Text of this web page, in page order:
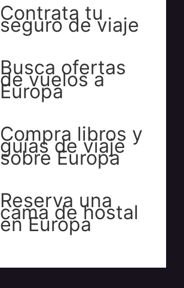
Contrata tu
seguro de viaje
Busca ofertas
de vuelos a
Europa
Compra libros y
guías de viaje
sobre Europa
Reserva una
cama de hostal
en Europa